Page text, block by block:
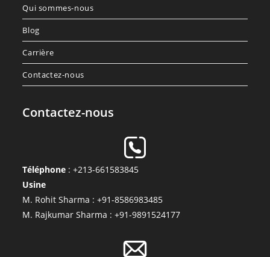
Qui sommes-nous
Blog
Carrière
Contactez-nous
Contactez-nous
Téléphone : +213-661583845
Usine
M. Rohit Sharma : +91-8586983485
M. Rajkumar Sharma : +91-9891524177